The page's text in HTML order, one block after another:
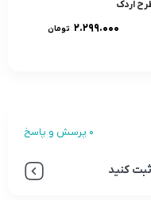
اردک
۲.۲۹۹.۰۰۰ تومان
0 پرسش و پاسخ
کنید